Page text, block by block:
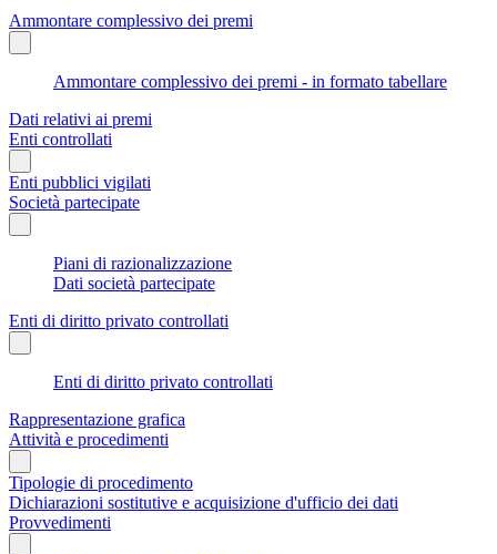
Ammontare complessivo dei premi
Ammontare complessivo dei premi - in formato tabellare
Dati relativi ai premi
Enti controllati
Enti pubblici vigilati
Società partecipate
Piani di razionalizzazione
Dati società partecipate
Enti di diritto privato controllati
Enti di diritto privato controllati
Rappresentazione grafica
Attività e procedimenti
Tipologie di procedimento
Dichiarazioni sostitutive e acquisizione d'ufficio dei dati
Provvedimenti